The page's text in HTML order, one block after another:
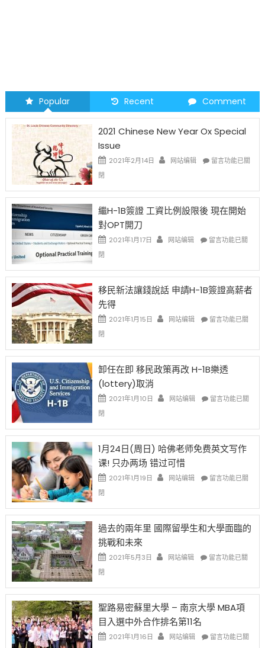
Popular Recent Comment
2021 Chinese New Year Ox Special
Issue
2021年2月14日 网站编辑
在
New
Ox
Issue〉
留言功能已關
閉
繼H-1B簽證 工資比例設限後 現在開始
對OPT開刀
2021年1月17日 网站编辑
在
1B
證
資
設
後
在
對
OPT
開
中
留言功能已關
閉
移民新法讓錢說話 申請H-1B簽證高薪者
先得
2021年1月15日 网站编辑
在
新
讓
說
請
1B
證
者
先
得〉
留言功能已關
閉
卸任在即 移民政策再改 H-1B樂透
(lottery)取消
2021年1月10日 网站编辑
在
在
移
政
改
1B
透
消〉
中
留言功能已關
閉
1月24日(周日) 哈佛老师免费英文写作
课! 只办两场 错过可惜
2021年1月19日 网站编辑
在
24
(周
哈
师
费
文
留言功能已關
閉
過去的兩年里 國際留學生和大學面臨的
挑戰和未來
2021年5月3日 网站编辑
在
的
年
國
留言功能已關
閉
聖路易密蘇里大學 – 南京大學 MBA項
目入選中外合作排名第11名
2021年1月16日 网站编辑
在
留言功能已關